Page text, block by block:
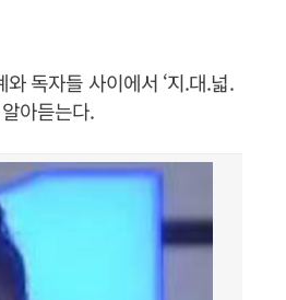
독자들 사이에서 ‘지.대.넓.
아듣는다.